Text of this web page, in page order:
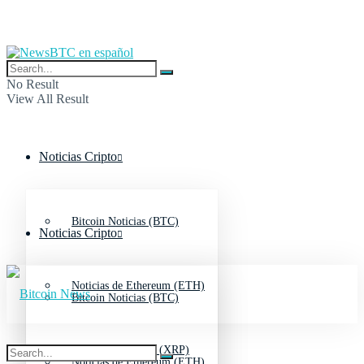
No Result
View All Result
Noticias Cripto
Bitcoin Noticias (BTC)
Noticias de Ethereum (ETH)
Noticias de Ripple (XRP)
Noticias Cripto
Bitcoin Noticias (BTC)